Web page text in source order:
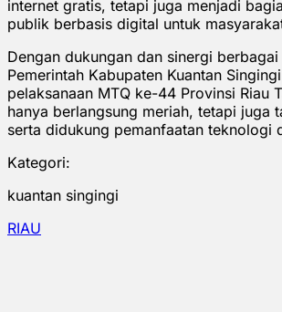
internet gratis, tetapi juga menjadi
publik berbasis digital untuk
Dengan dukungan dan sinergi
Pemerintah Kabupaten Kuantan
pelaksanaan MTQ ke-44 Provinsi Riau
hanya berlangsung meriah, tetapi juga
serta didukung pemanfaatan teknologi
Kategori:
kuantan singingi
RIAU